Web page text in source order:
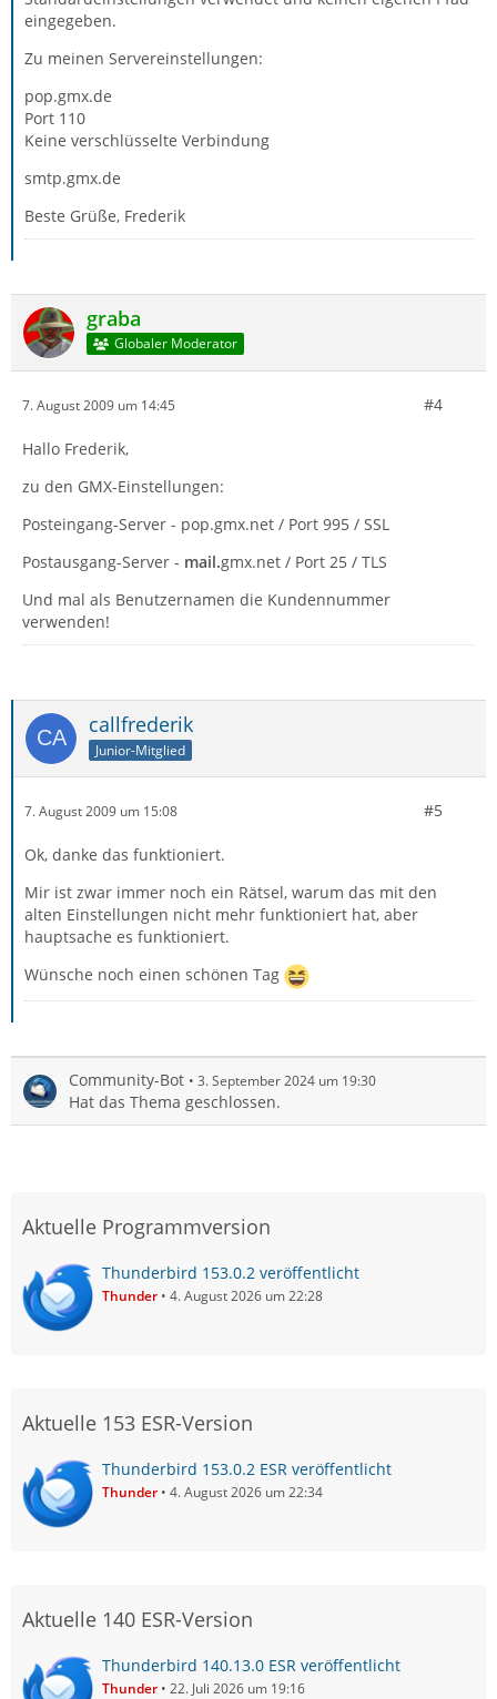
eingegeben.
Zu meinen Servereinstellungen:
pop.gmx.de
Port 110
Keine verschlüsselte Verbindung
smtp.gmx.de
Beste Grüße, Frederik
graba
Globaler Moderator
7. August 2009 um 14:45 #4
Hallo Frederik,
zu den GMX-Einstellungen:
Posteingang-Server - pop.gmx.net / Port 995 / SSL
Postausgang-Server - mail.gmx.net / Port 25 / TLS
Und mal als Benutzernamen die Kundennummer
verwenden!
callfrederik
Junior-Mitglied
7. August 2009 um 15:08 #5
Ok, danke das funktioniert.
Mir ist zwar immer noch ein Rätsel, warum das mit den
alten Einstellungen nicht mehr funktioniert hat, aber
hauptsache es funktioniert.
Wünsche noch einen schönen Tag
Community-Bot 3. September 2024 um 19:30
Hat das Thema geschlossen.
Aktuelle Programmversion
Thunderbird 153.0.2 veröffentlicht
Thunder 4. August 2026 um 22:28
Aktuelle 153 ESR-Version
Thunderbird 153.0.2 ESR veröffentlicht
Thunder 4. August 2026 um 22:34
Aktuelle 140 ESR-Version
Thunderbird 140.13.0 ESR veröffentlicht
Thunder 22. Juli 2026 um 19:16